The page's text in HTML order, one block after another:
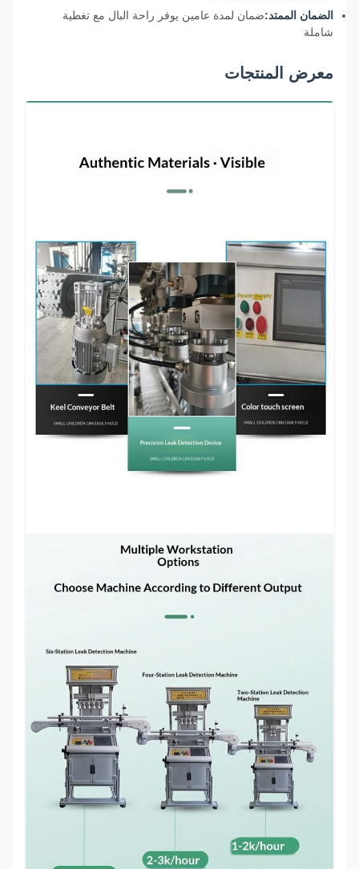
الضمان الممتد:ضمان لمدة عامين يوفر راحة البال مع تغطية
شاملة
معرض المنتجات